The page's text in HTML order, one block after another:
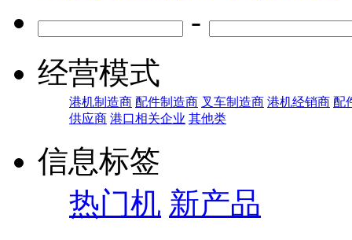
-
经营模式
港机制造商 配件制造商 叉车制造商 港机经销商 配
供应商 港口相关企业 其他类
信息标签
热门机 新产品